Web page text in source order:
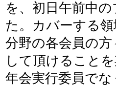
を、初日午前中
た。カバーする
分野の各会員の
して頂けること
年会実行委員で